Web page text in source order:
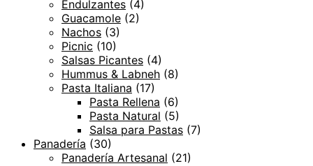
Endulzantes (4)
Guacamole (2)
Nachos (3)
Picnic (10)
Salsas Picantes (4)
Hummus & Labneh (8)
Pasta Italiana (17)
Pasta Rellena (6)
Pasta Natural (5)
Salsa para Pastas (7)
Panadería (30)
Panadería Artesanal (21)